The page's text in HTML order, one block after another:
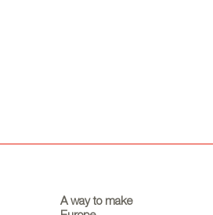
A way to make